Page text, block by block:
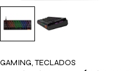
GAMING,TECLADOS